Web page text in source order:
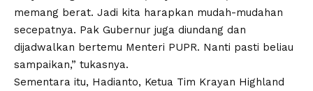
memang berat. Jadi kita harapkan mudah-mudahan
secepatnya. Pak Gubernur juga diundang dan
dijadwalkan bertemu Menteri PUPR. Nanti pasti beliau
sampaikan,” tukasnya.
Sementara itu, Hadianto, Ketua Tim Krayan Highland